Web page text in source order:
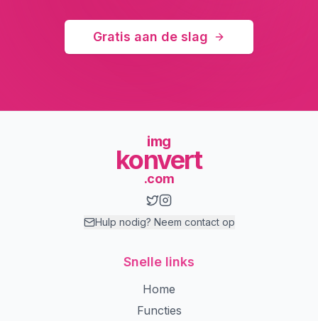
Gratis aan de slag
img
konvert
.com
Hulp nodig? Neem contact op
Snelle links
Home
Functies